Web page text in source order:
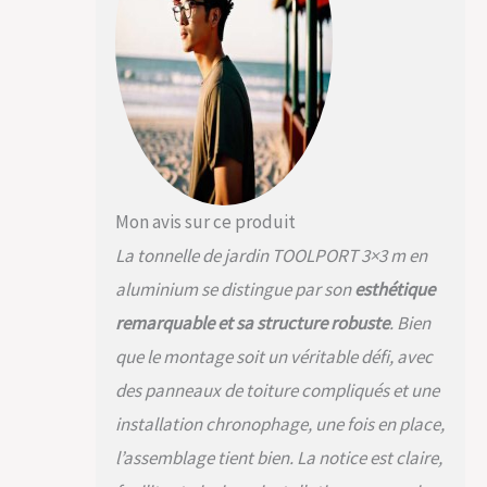
plaques
polycarbonate d’une
épaisseur d'env. 8
mm avec un indice de
protection UV 50+.
ÉLEGANCE et
STABILITÉ : la
structure robuste en
aluminium garantit
une résistance aux
UV, à la corrosion et
aux intempéries. Les
profilés carrés :
d'env. 9x9 cm
MONTAGE RAPIDE ET
FACILE : facile à
monter grâce aux
perforations sur les
poteaux et au
système de
jonctions
Mon avis sur ce produit
La tonnelle de jardin TOOLPORT 3×3 m en
aluminium se distingue par sonesthétique
remarquable et sa structure robuste. Bien
que le montage soit un véritable défi, avec
des panneaux de toiture compliqués et une
installation chronophage, une fois en place,
l’assemblage tient bien. La notice est claire,